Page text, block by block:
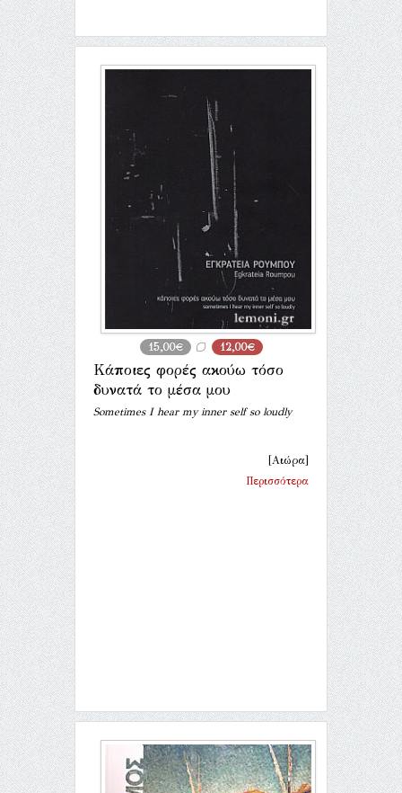
15,00€ 12,00€
Κάποιες φορές ακούω τόσο
δυνατά το μέσα μου
Sometimes I hear my inner self so loudly
[Αιώρα]
Περισσότερα